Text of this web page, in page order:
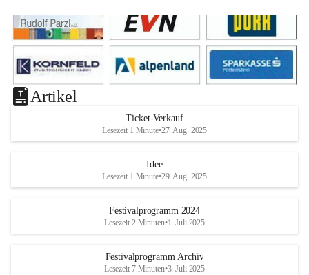
Artikel
Ticket-Verkauf
Lesezeit 1 Minute•27. Aug. 2025
Idee
Lesezeit 1 Minute•29. Aug. 2025
Festivalprogramm 2024
Lesezeit 2 Minuten•1. Juli 2025
Festivalprogramm Archiv
Lesezeit 7 Minuten•3. Juli 2025